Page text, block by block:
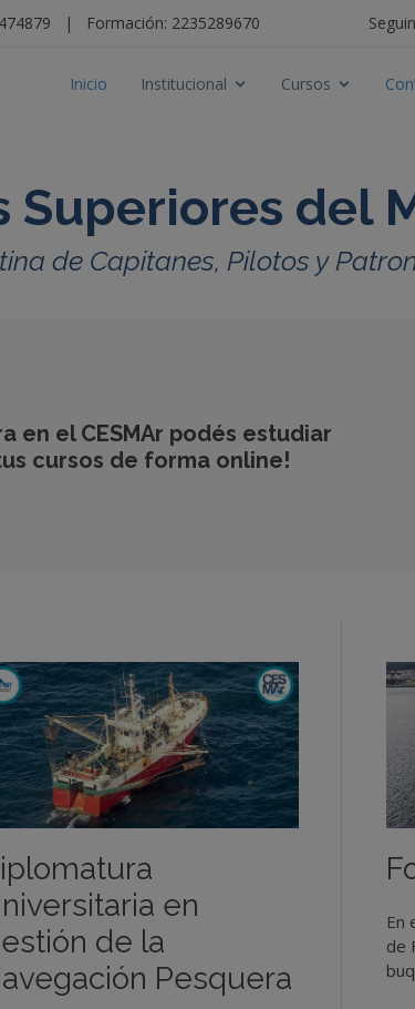
| Formación: 2235289670
Inicio Institucional Cursos
Superiores del
de Capitanes, Pilotos y
en el CESMAr podés estudiar
cursos de forma online!
en
de la
Pesquera
En
de